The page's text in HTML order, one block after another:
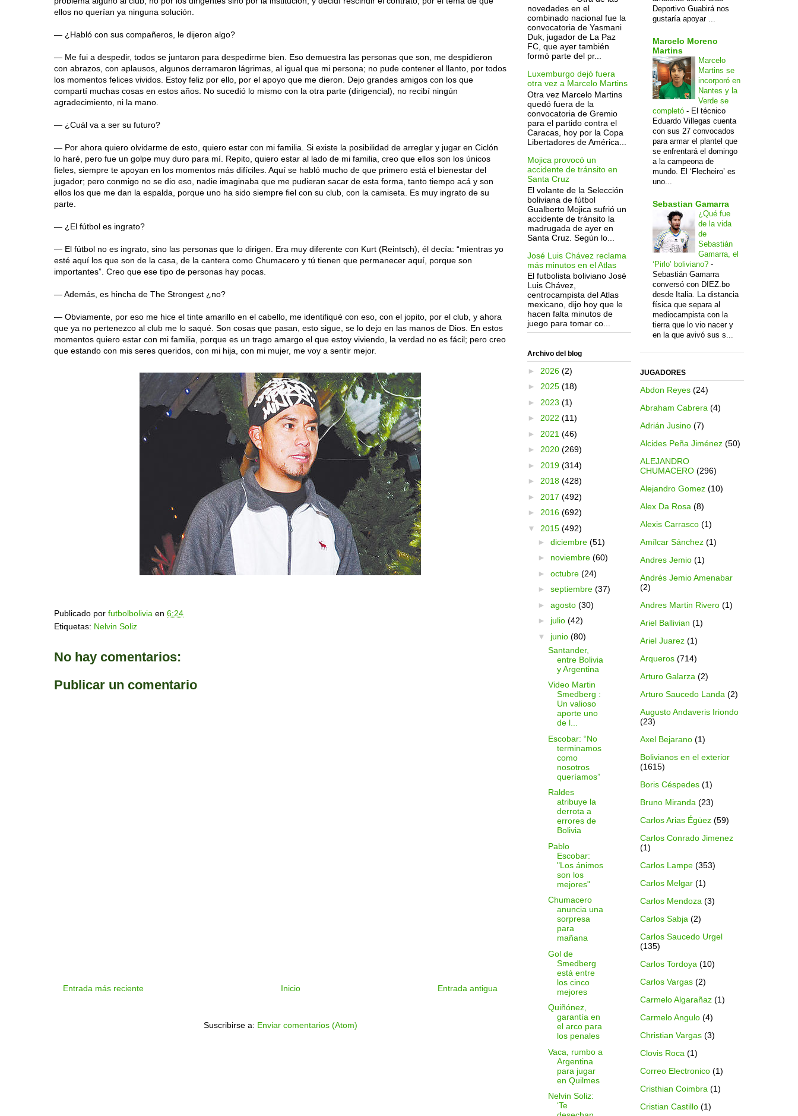
ellos no querían ya ninguna solución.
— ¿Habló con sus compañeros, le dijeron algo?
— Me fui a despedir, todos se juntaron para despedirme bien. Eso demuestra las personas que son, me despidieron
con abrazos, con aplausos, algunos derramaron lágrimas, al igual que mi persona; no pude contener el llanto, por todos
los momentos felices vividos. Estoy feliz por ello, por el apoyo que me dieron. Dejo grandes amigos con los que
compartí muchas cosas en estos años. No sucedió lo mismo con la otra parte (dirigencial), no recibí ningún
agradecimiento, ni la mano.
— ¿Cuál va a ser su futuro?
— Por ahora quiero olvidarme de esto, quiero estar con mi familia. Si existe la posibilidad de arreglar y jugar en Ciclón
lo haré, pero fue un golpe muy duro para mí. Repito, quiero estar al lado de mi familia, creo que ellos son los únicos
fieles, siempre te apoyan en los momentos más difíciles. Aquí se habló mucho de que primero está el bienestar del
jugador; pero conmigo no se dio eso, nadie imaginaba que me pudieran sacar de esta forma, tanto tiempo acá y son
ellos los que me dan la espalda, porque uno ha sido siempre fiel con su club, con la camiseta. Es muy ingrato de su
parte.
— ¿El fútbol es ingrato?
— El fútbol no es ingrato, sino las personas que lo dirigen. Era muy diferente con Kurt (Reintsch), él decía: “mientras yo
esté aquí los que son de la casa, de la cantera como Chumacero y tú tienen que permanecer aquí, porque son
importantes”. Creo que ese tipo de personas hay pocas.
— Además, es hincha de The Strongest ¿no?
— Obviamente, por eso me hice el tinte amarillo en el cabello, me identifiqué con eso, con el jopito, por el club, y ahora
que ya no pertenezco al club me lo saqué. Son cosas que pasan, esto sigue, se lo dejo en las manos de Dios. En estos
momentos quiero estar con mi familia, porque es un trago amargo el que estoy viviendo, la verdad no es fácil; pero creo
que estando con mis seres queridos, con mi hija, con mi mujer, me voy a sentir mejor.
Publicado por futbolbolivia en 6:24
Etiquetas: Nelvin Soliz
No hay comentarios:
Publicar un comentario
Entrada más reciente Entrada antigua
Inicio
Suscribirse a: Enviar comentarios (Atom)
novedades en el
combinado nacional fue la
convocatoria de Yasmani
Duk, jugador de La Paz
FC, que ayer también
formó parte del pr...
Luxemburgo dejó fuera
otra vez a Marcelo Martins
Otra vez Marcelo Martins
quedó fuera de la
convocatoria de Gremio
para el partido contra el
Caracas, hoy por la Copa
Libertadores de América...
Mojica provocó un
accidente de tránsito en
Santa Cruz
El volante de la Selección
boliviana de fútbol
Gualberto Mojica sufrió un
accidente de tránsito la
madrugada de ayer en
Santa Cruz. Según lo...
José Luis Chávez reclama
más minutos en el Atlas
El futbolista boliviano José
Luis Chávez,
centrocampista del Atlas
mexicano, dijo hoy que le
hacen falta minutos de
juego para tomar co...
Archivo del blog
► 2026 (2)
► 2025 (18)
► 2023 (1)
► 2022 (11)
► 2021 (46)
► 2020 (269)
► 2019 (314)
► 2018 (428)
► 2017 (492)
► 2016 (692)
▼ 2015 (492)
► diciembre (51)
► noviembre (60)
► octubre (24)
► septiembre (37)
► agosto (30)
► julio (42)
▼ junio (80)
Santander,
entre Bolivia
y Argentina
Video Martin
Smedberg :
Un valioso
aporte uno
de l...
Escobar: “No
terminamos
como
nosotros
queríamos”
Raldes
atribuye la
derrota a
errores de
Bolivia
Pablo
Escobar:
"Los ánimos
son los
mejores"
Chumacero
anuncia una
sorpresa
para
mañana
Gol de
Smedberg
está entre
los cinco
mejores
Quiñónez,
garantía en
el arco para
los penales
Vaca, rumbo a
Argentina
para jugar
en Quilmes
Nelvin Soliz:
‘Te
Deportivo Guabirá nos
gustaría apoyar ...
Marcelo Moreno
Martins
Marcelo
Martins se
incorporó en
Nantes y la
Verde se
completó - El técnico
Eduardo Villegas cuenta
con sus 27 convocados
para armar el plantel que
se enfrentará el domingo
a la campeona de
mundo. El ‘Flecheiro’ es
uno...
Sebastian Gamarra
¿Qué fue
de la vida
de
Sebastián
Gamarra, el
‘Pirlo’ boliviano? -
Sebastián Gamarra
conversó con DIEZ.bo
desde Italia. La distancia
física que separa al
mediocampista con la
tierra que lo vio nacer y
en la que avivó sus s...
JUGADORES
Abdon Reyes (24)
Abraham Cabrera (4)
Adrián Jusino (7)
Alcides Peña Jiménez (50)
ALEJANDRO
CHUMACERO (296)
Alejandro Gomez (10)
Alex Da Rosa (8)
Alexis Carrasco (1)
Amílcar Sánchez (1)
Andres Jemio (1)
Andrés Jemio Amenabar
(2)
Andres Martin Rivero (1)
Ariel Ballivian (1)
Ariel Juarez (1)
Arqueros (714)
Arturo Galarza (2)
Arturo Saucedo Landa (2)
Augusto Andaveris Iriondo
(23)
Axel Bejarano (1)
Bolivianos en el exterior
(1615)
Boris Céspedes (1)
Bruno Miranda (23)
Carlos Arias Égüez (59)
Carlos Conrado Jimenez
(1)
Carlos Lampe (353)
Carlos Melgar (1)
Carlos Mendoza (3)
Carlos Sabja (2)
Carlos Saucedo Urgel
(135)
Carlos Tordoya (10)
Carlos Vargas (2)
Carmelo Algarañaz (1)
Carmelo Angulo (4)
Christian Vargas (3)
Clovis Roca (1)
Correo Electronico (1)
Cristhian Coimbra (1)
Cristian Castillo (1)